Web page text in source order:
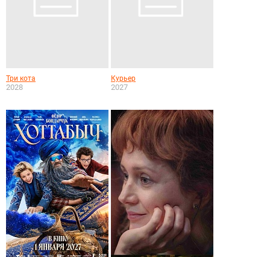
Три кота
2028
Курьер
2027